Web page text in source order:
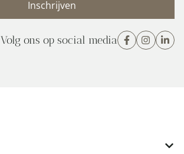
Volg ons op social media